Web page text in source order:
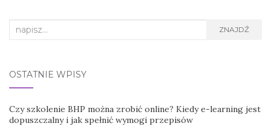
Search
ZNAJDŹ
OSTATNIE WPISY
Czy szkolenie BHP można zrobić online? Kiedy e-learning jest
dopuszczalny i jak spełnić wymogi przepisów